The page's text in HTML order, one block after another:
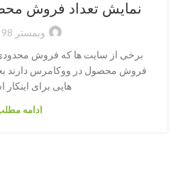
نمایش تعداد فروش
وبمستر 98
برخی از سایت ها که فروش محدودی
فروش محصول در ووکامرس دارند
هایی برای اینکار
ادامه